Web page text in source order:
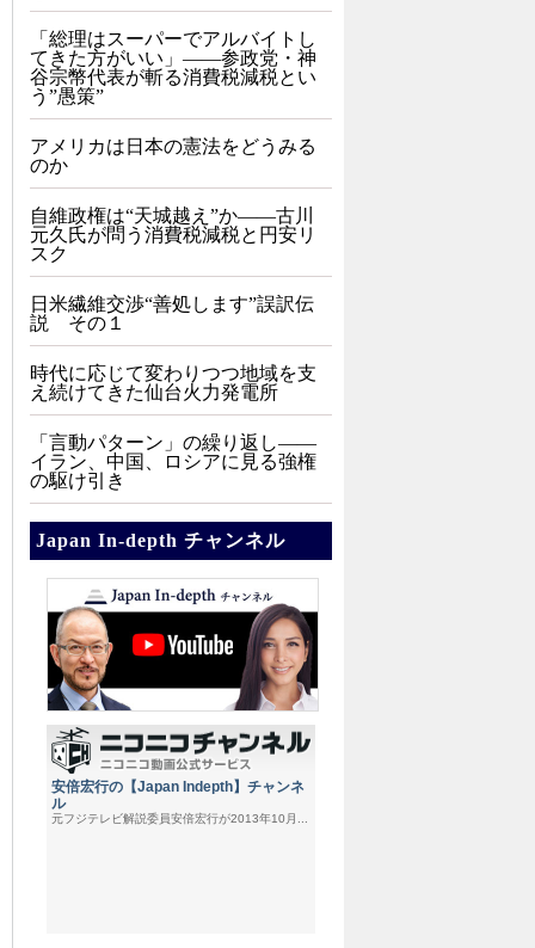
「総理はスーパーでアルバイトし
てきた方がいい」――参政党・神
谷宗幣代表が斬る消費税減税とい
う”愚策”
アメリカは日本の憲法をどうみる
のか
自維政権は“天城越え”か――古川
元久氏が問う消費税減税と円安リ
スク
日米繊維交渉“善処します”誤訳伝
説 その１
時代に応じて変わりつつ地域を支
え続けてきた仙台火力発電所
「言動パターン」の繰り返し――
イラン、中国、ロシアに見る強権
の駆け引き
Japan In-depth チャンネル